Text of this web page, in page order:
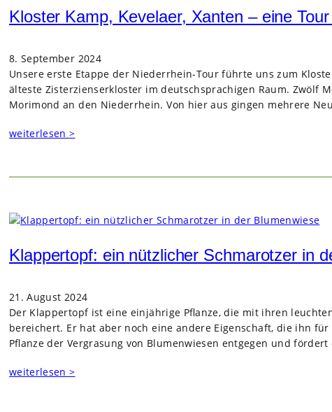
Kloster Kamp, Kevelaer, Xanten – eine
8. September 2024
Unsere erste Etappe der Niederrhein-Tour führte uns zum
älteste Zisterzienserkloster im deutschsprachigen Raum. Zwölf
Morimond an den Niederrhein. Von hier aus gingen mehrere
weiterlesen >
Klappertopf: ein nützlicher Schmarotzer in
21. August 2024
Der Klappertopf ist eine einjährige Pflanze, die mit ihren
bereichert. Er hat aber noch eine andere Eigenschaft, die ihn
Pflanze der Vergrasung von Blumenwiesen entgegen und
weiterlesen >